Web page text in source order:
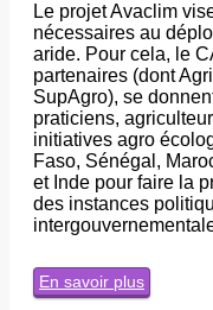
Le projet Avaclim
nécessaires au
aride. Pour cela, le
partenaires (dont
SupAgro), se
praticiens,
initiatives agro
Faso, Sénégal,
et Inde pour faire la
des instances
En savoir plus